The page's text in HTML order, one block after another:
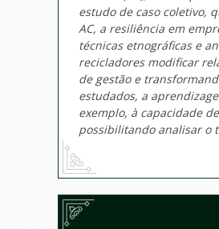
estudo de caso coletivo,
AC, a resiliência em
técnicas etnográficas e
recicladores modificar
de gestão e
estudados, a
exemplo, à capacidade
possibilitando analisar o